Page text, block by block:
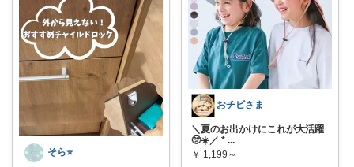
そら⭐️
おチビさま
＼夏のお出かけにこれが大活躍
🥺☀️／ * ...
￥ 1,199～